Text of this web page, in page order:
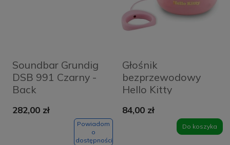
Soundbar Grundig
DSB 991 Czarny -
Back
282,00 zł
Powiadom
o
dostępności
Głośnik
bezprzewodowy
Hello Kitty
Gradient Różowy -
84,00 zł
Do koszyka